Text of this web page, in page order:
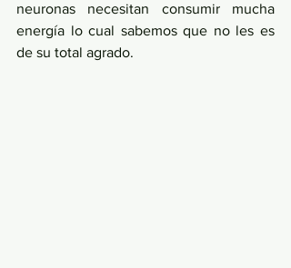
neuronas necesitan consumir mucha
energía lo cual sabemos que no les es
de su total agrado.